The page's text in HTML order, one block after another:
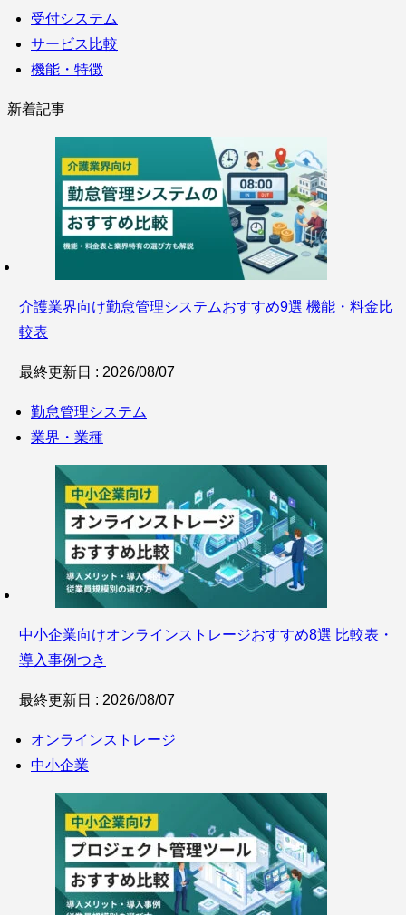
受付システム
サービス比較
機能・特徴
新着記事
介護業界向け勤怠管理システムおすすめ9選 機能・料金比
較表
最終更新日 : 2026/08/07
勤怠管理システム
業界・業種
中小企業向けオンラインストレージおすすめ8選 比較表・
導入事例つき
最終更新日 : 2026/08/07
オンラインストレージ
中小企業